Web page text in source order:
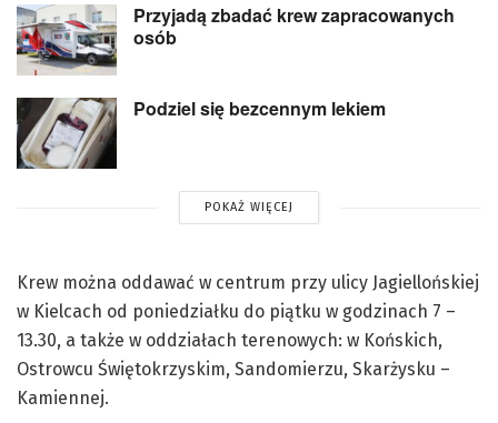
Przyjadą zbadać krew zapracowanych
osób
Podziel się bezcennym lekiem
POKAŻ WIĘCEJ
Krew można oddawać w centrum przy ulicy Jagiellońskiej
w Kielcach od poniedziałku do piątku w godzinach 7 –
13.30, a także w oddziałach terenowych: w Końskich,
Ostrowcu Świętokrzyskim, Sandomierzu, Skarżysku –
Kamiennej.